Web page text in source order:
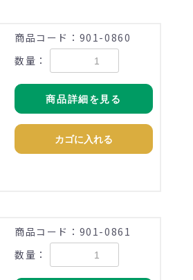
商品コード：901-0860
数量：
商品詳細を見る
カゴに入れる
商品コード：901-0861
数量：